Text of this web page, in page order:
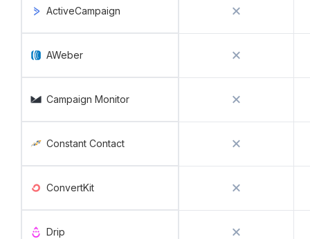
ActiveCampaign
AWeber
Campaign Monitor
Constant Contact
ConvertKit
Drip